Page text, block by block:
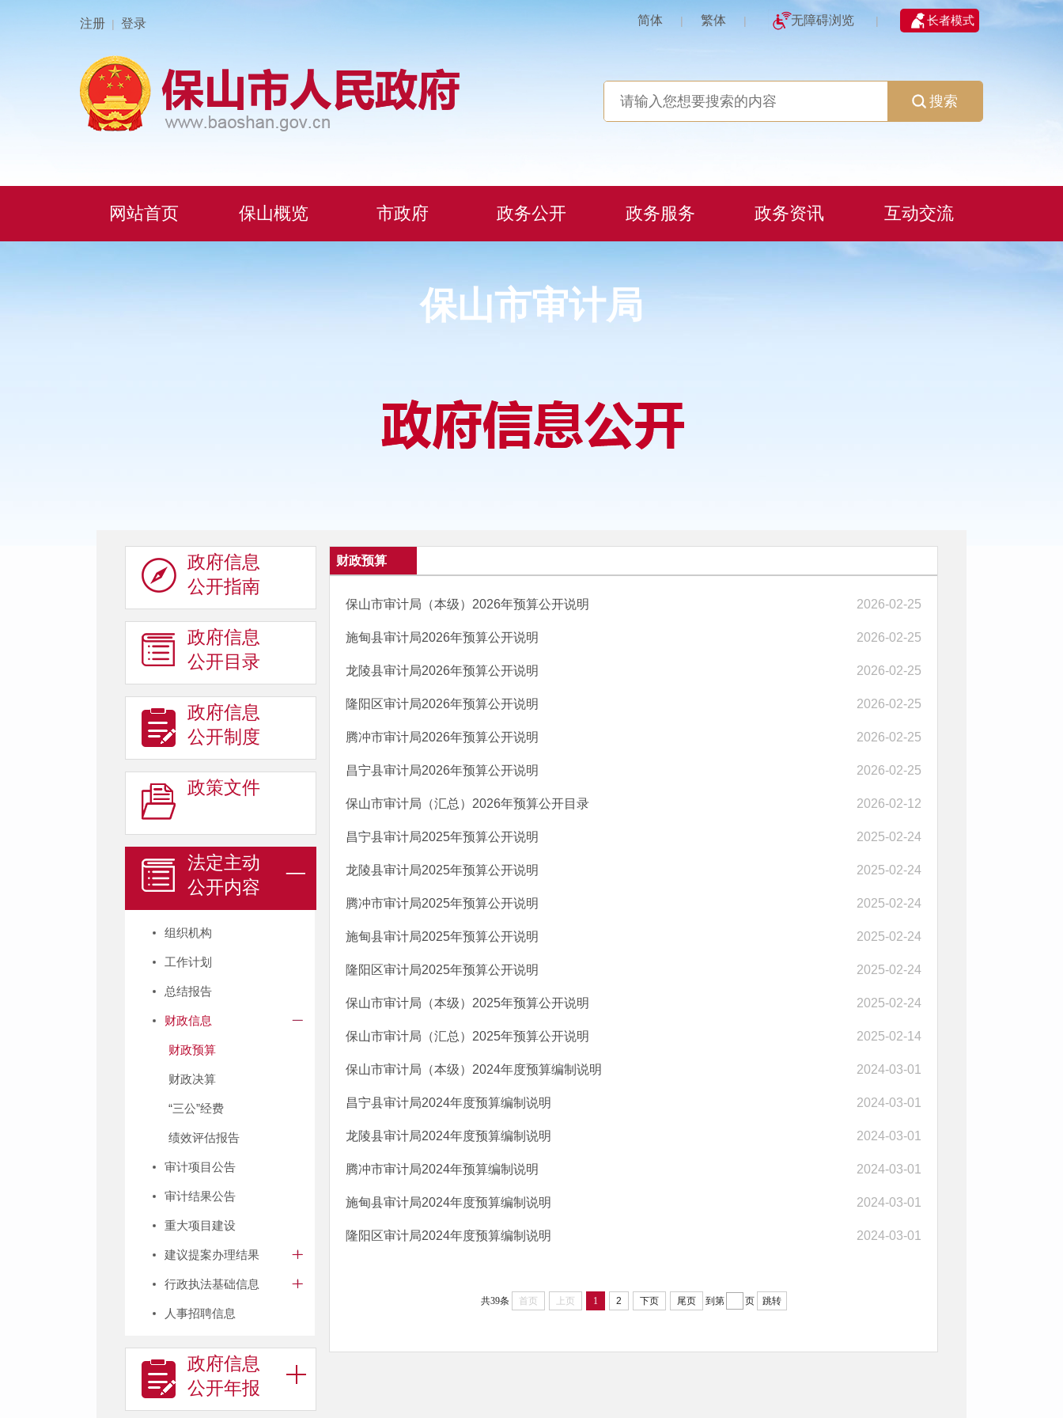
注册 | 登录 简体 | 繁体 | 无障碍浏览 | 长者模式
搜索
网站首页 保山概览 市政府 政务公开 政务服务 政务资讯 互动交流
保山市审计局
政府信息
公开指南
政府信息
公开目录
政府信息
公开制度
政策文件
法定主动
公开内容
组织机构
工作计划
总结报告
财政信息
财政预算
财政决算
“三公”经费
绩效评估报告
审计项目公告
审计结果公告
重大项目建设
建议提案办理结果
行政执法基础信息
人事招聘信息
政府信息
公开年报
财政预算
保山市审计局（本级）2026年预算公开说明 2026-02-25
施甸县审计局2026年预算公开说明 2026-02-25
龙陵县审计局2026年预算公开说明 2026-02-25
隆阳区审计局2026年预算公开说明 2026-02-25
腾冲市审计局2026年预算公开说明 2026-02-25
昌宁县审计局2026年预算公开说明 2026-02-25
保山市审计局（汇总）2026年预算公开目录 2026-02-12
昌宁县审计局2025年预算公开说明 2025-02-24
龙陵县审计局2025年预算公开说明 2025-02-24
腾冲市审计局2025年预算公开说明 2025-02-24
施甸县审计局2025年预算公开说明 2025-02-24
隆阳区审计局2025年预算公开说明 2025-02-24
保山市审计局（本级）2025年预算公开说明 2025-02-24
保山市审计局（汇总）2025年预算公开说明 2025-02-14
保山市审计局（本级）2024年度预算编制说明 2024-03-01
昌宁县审计局2024年度预算编制说明 2024-03-01
龙陵县审计局2024年度预算编制说明 2024-03-01
腾冲市审计局2024年预算编制说明 2024-03-01
施甸县审计局2024年度预算编制说明 2024-03-01
隆阳区审计局2024年度预算编制说明 2024-03-01
共39条 首页 上页 1 2 下页 尾页 到第 页 跳转